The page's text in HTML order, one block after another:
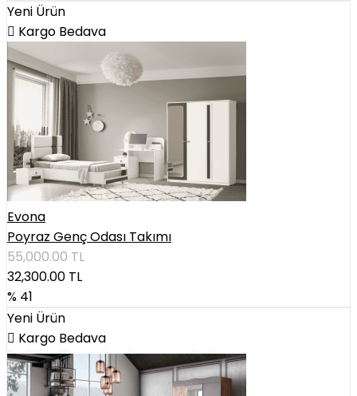
Yeni Ürün
Kargo Bedava
Evona
Poyraz Genç Odası Takımı
55,000.00 TL
32,300.00 TL
% 41
Yeni Ürün
Kargo Bedava